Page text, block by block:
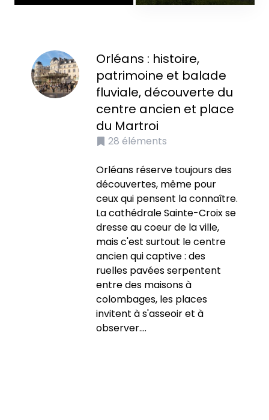
Orléans : histoire,
patrimoine et balade
fluviale, découverte du
centre ancien et place
du Martroi
28 éléments
Orléans réserve toujours des
découvertes, même pour
ceux qui pensent la connaître.
La cathédrale Sainte-Croix se
dresse au coeur de la ville,
mais c'est surtout le centre
ancien qui captive : des
ruelles pavées serpentent
entre des maisons à
colombages, les places
invitent à s'asseoir et à
observer....